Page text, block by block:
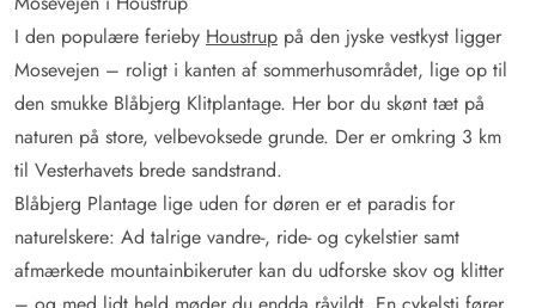
I den populære ferieby Houstrup på den jyske vestkyst ligger
Mosevejen – roligt i kanten af sommerhusområdet, lige op til
den smukke Blåbjerg Klitplantage. Her bor du skønt tæt på
naturen på store, velbevoksede grunde. Der er omkring 3 km
til Vesterhavets brede sandstrand.
Blåbjerg Plantage lige uden for døren er et paradis for
naturelskere: Ad talrige vandre-, ride- og cykelstier samt
afmærkede mountainbikeruter kan du udforske skov og klitter